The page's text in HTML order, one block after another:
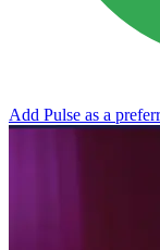
Add Pulse as a